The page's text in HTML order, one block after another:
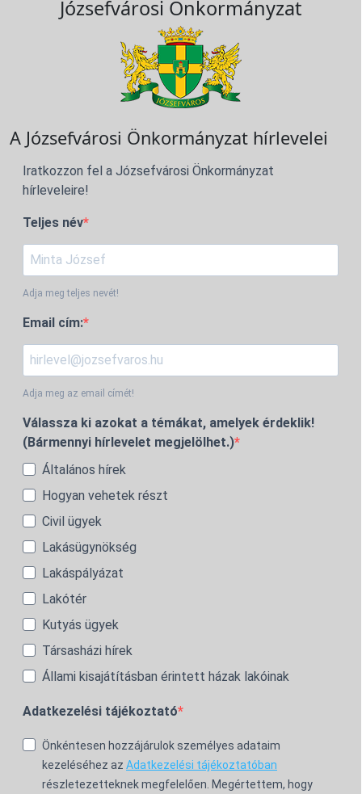
Józsefvárosi Önkormányzat
A Józsefvárosi Önkormányzat hírlevelei
Iratkozzon fel a Józsefvárosi Önkormányzat
hírleveleire!
Teljes név
Adja meg teljes nevét!
Email cím:
Adja meg az email címét!
Válassza ki azokat a témákat, amelyek érdeklik!
(Bármennyi hírlevelet megjelölhet.)
Általános hírek
Hogyan vehetek részt
Civil ügyek
Lakásügynökség
Lakáspályázat
Lakótér
Kutyás ügyek
Társasházi hírek
Állami kisajátításban érintett házak lakóinak
Adatkezelési tájékoztató
Önkéntesen hozzájárulok személyes adataim
kezeléséhez az Adatkezelési tájékoztatóban
részletezetteknek megfelelően. Megértettem, hogy